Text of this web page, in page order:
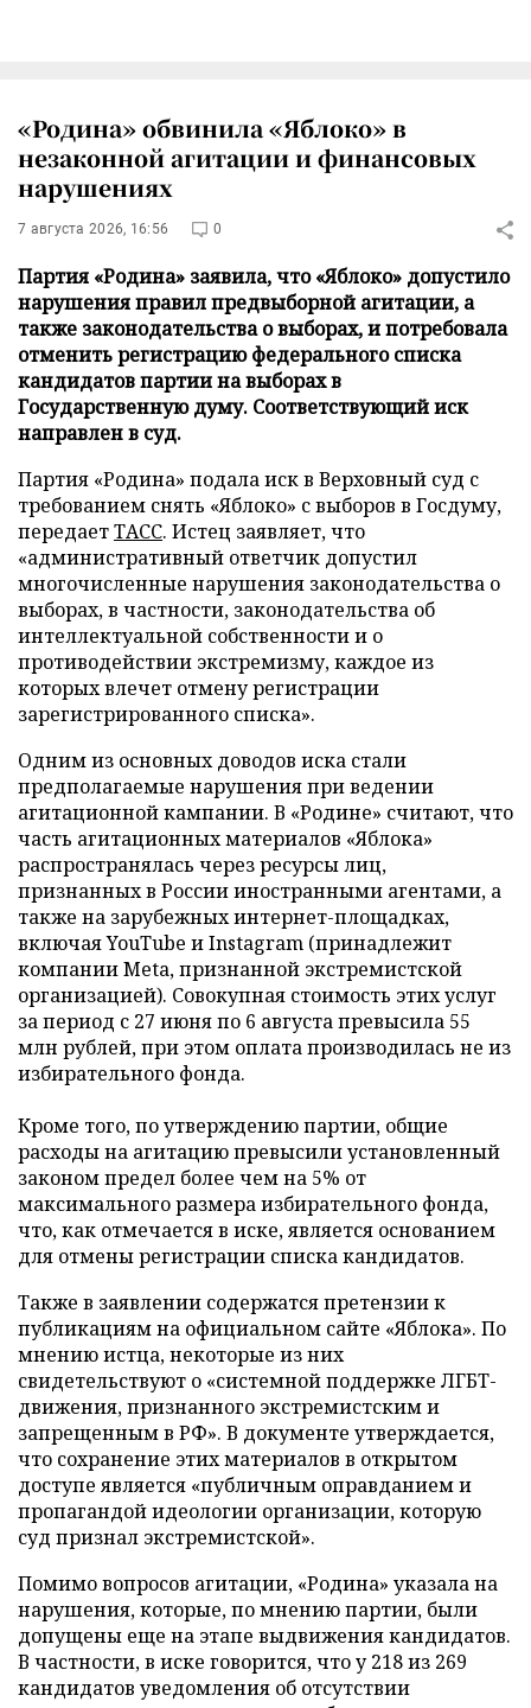
«Родина» обвинила «Яблоко» в
незаконной агитации и финансовых
нарушениях
7 августа 2026, 16:56 0
Партия «Родина» заявила, что «Яблоко» допустило
нарушения правил предвыборной агитации, а
также законодательства о выборах, и потребовала
отменить регистрацию федерального списка
кандидатов партии на выборах в
Государственную думу. Соответствующий иск
направлен в суд.
Партия «Родина» подала иск в Верховный суд с
требованием снять «Яблоко» с выборов в Госдуму,
передаетТАСС. Истец заявляет, что
«административный ответчик допустил
многочисленные нарушения законодательства о
выборах, в частности, законодательства об
интеллектуальной собственности и о
противодействии экстремизму, каждое из
которых влечет отмену регистрации
зарегистрированного списка».
Одним из основных доводов иска стали
предполагаемые нарушения при ведении
агитационной кампании. В «Родине» считают, что
часть агитационных материалов «Яблока»
распространялась через ресурсы лиц,
признанных в России иностранными агентами, а
также на зарубежных интернет-площадках,
включая YouTube и Instagram (принадлежит
компании Meta, признанной экстремистской
организацией). Совокупная стоимость этих услуг
за период с 27 июня по 6 августа превысила 55
млн рублей, при этом оплата производилась не из
избирательного фонда.
Кроме того, по утверждению партии, общие
расходы на агитацию превысили установленный
законом предел более чем на 5% от
максимального размера избирательного фонда,
что, как отмечается в иске, является основанием
для отмены регистрации списка кандидатов.
Также в заявлении содержатся претензии к
публикациям на официальном сайте «Яблока». По
мнению истца, некоторые из них
свидетельствуют о «системной поддержке ЛГБТ-
движения, признанного экстремистским и
запрещенным в РФ». В документе утверждается,
что сохранение этих материалов в открытом
доступе является «публичным оправданием и
пропагандой идеологии организации, которую
суд признал экстремистской».
Помимо вопросов агитации, «Родина» указала на
нарушения, которые, по мнению партии, были
допущены еще на этапе выдвижения кандидатов.
В частности, в иске говорится, что у 218 из 269
кандидатов уведомления об отсутствии